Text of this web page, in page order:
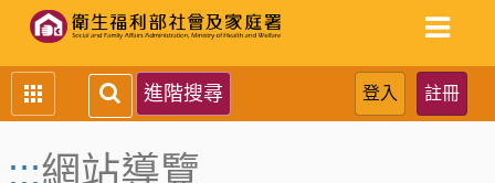
內
進階搜尋
:::網站導覽